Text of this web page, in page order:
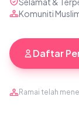
Komuniti
Daftar
Ramai telah